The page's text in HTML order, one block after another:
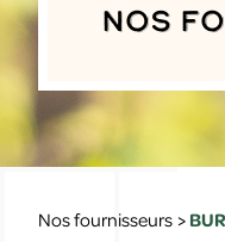
Nos
Nos fournisseurs >